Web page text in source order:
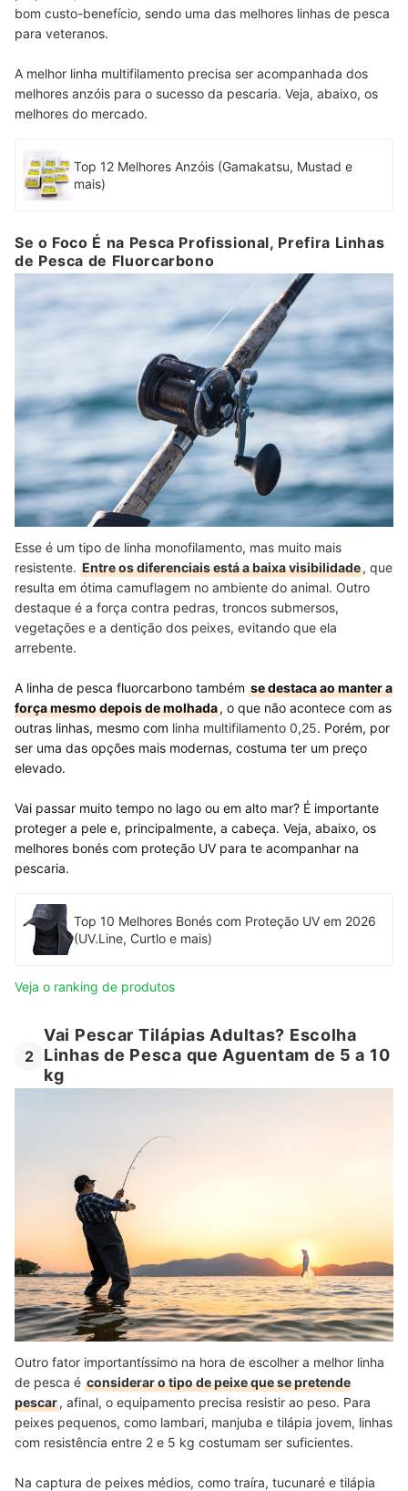
bom custo-benefício, sendo uma das melhores linhas de pesca
para veteranos.
A melhor linha multifilamento precisa ser acompanhada dos
melhores anzóis para o sucesso da pescaria. Veja, abaixo, os
melhores do mercado.
Top 12 Melhores Anzóis (Gamakatsu, Mustad e
mais)
Se o Foco É na Pesca Profissional, Prefira Linhas
de Pesca de Fluorcarbono
Esse é um tipo de linha monofilamento, mas muito mais
resistente. Entre os diferenciais está a baixa visibilidade, que
resulta em ótima camuflagem no ambiente do animal. Outro
destaque é a força contra pedras, troncos submersos,
vegetações e a dentição dos peixes, evitando que ela
arrebente.
A linha de pesca fluorcarbono também se destaca ao manter a
força mesmo depois de molhada, o que não acontece com as
outras linhas, mesmo com linha multifilamento 0,25. Porém, por
ser uma das opções mais modernas, costuma ter um preço
elevado.
Vai passar muito tempo no lago ou em alto mar? É importante
proteger a pele e, principalmente, a cabeça. Veja, abaixo, os
melhores bonés com proteção UV para te acompanhar na
pescaria.
Top 10 Melhores Bonés com Proteção UV em 2026
(UV.Line, Curtlo e mais)
Veja o ranking de produtos
2
Vai Pescar Tilápias Adultas? Escolha
Linhas de Pesca que Aguentam de 5 a 10
kg
Outro fator importantíssimo na hora de escolher a melhor linha
de pesca é considerar o tipo de peixe que se pretende
pescar, afinal, o equipamento precisa resistir ao peso. Para
peixes pequenos, como lambari, manjuba e tilápia jovem, linhas
com resistência entre 2 e 5 kg costumam ser suficientes.
Na captura de peixes médios, como traíra, tucunaré e tilápia